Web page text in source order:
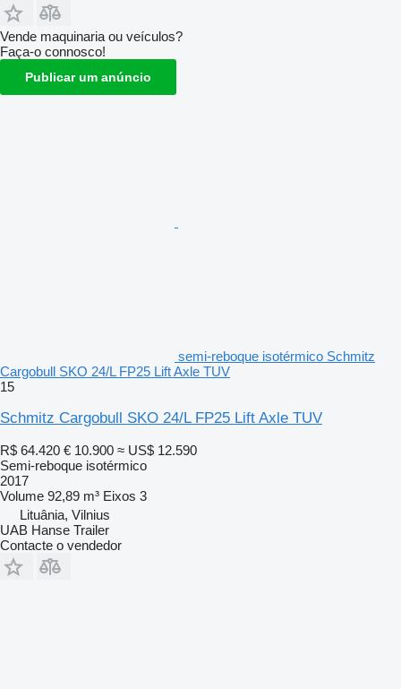
Vende maquinaria ou veículos?
Faça-o connosco!
Publicar um anúncio
semi-reboque isotérmico Schmitz
Cargobull SKO 24/L FP25 Lift Axle TUV
15
Schmitz Cargobull SKO 24/L FP25 Lift Axle TUV
R$ 64.420 € 10.900 ≈ US$ 12.590
Semi-reboque isotérmico
2017
Volume 92,89 m³ Eixos 3
Lituânia, Vilnius
UAB Hanse Trailer
Contacte o vendedor